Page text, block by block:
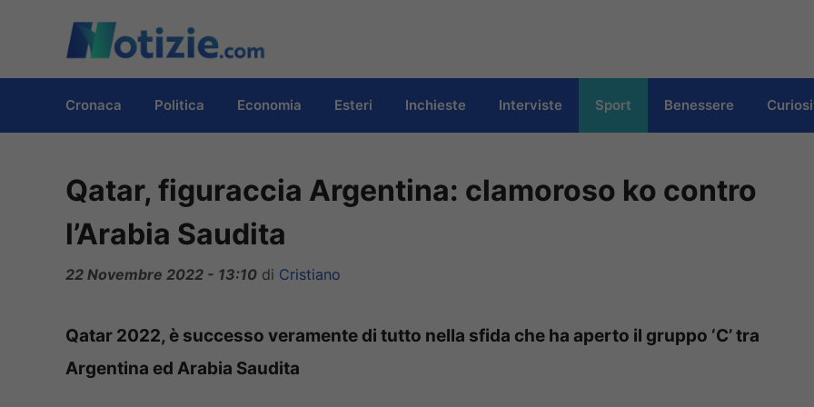
contenuto
Cronaca Politica Economia Esteri Inchieste Interviste Sport Benessere
Qatar, figuraccia Argentina: clamoroso ko contro
l’Arabia Saudita
22 Novembre 2022 - 13:10 di Cristiano
Qatar 2022, è successo veramente di tutto nella sfida che ha aperto il gruppo ‘C’ tra
Argentina ed Arabia Saudita